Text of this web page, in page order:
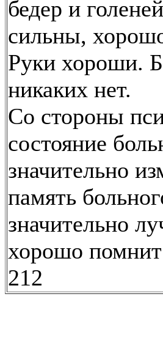
бедер и голеней
сильны,
Руки хороши.
никаких нет.
Со стороны
состояние
значительно
память
значительно
хорошо
212